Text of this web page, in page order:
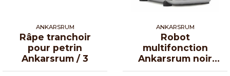
ANKARSRUM
Râpe tranchoir
pour petrin
Ankarsrum / 3
ANKARSRUM
Robot
multifonction
Ankarsrum noir
chromé